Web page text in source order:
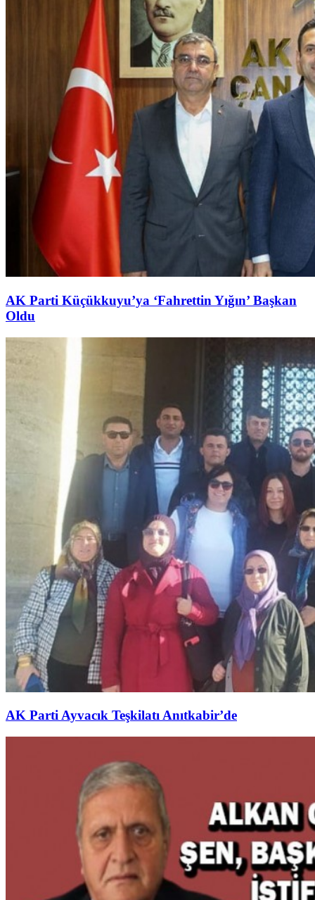
AK Parti Küçükkuyu’ya ‘Fahrettin Yığın’ Başkan
Oldu
AK Parti Ayvacık Teşkilatı Anıtkabir’de